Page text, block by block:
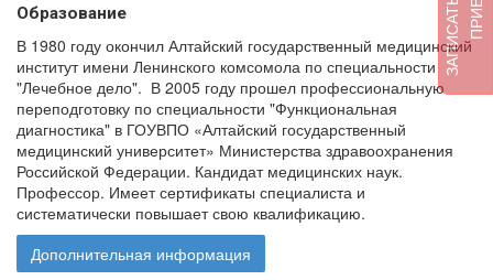
Образование
В 1980 году окончил Алтайский государственный медицинский
институт имени Ленинского комсомола по специальности
"Лечебное дело". В 2005 году прошел профессиональную
переподготовку по специальности "Функциональная
диагностика" в ГОУВПО «Алтайский государственный
медицинский университет» Министерства здравоохранения
Российской Федерации. Кандидат медицинских наук.
Профессор. Имеет сертификаты специалиста и
систематически повышает свою квалификацию.
Дополнительная информация